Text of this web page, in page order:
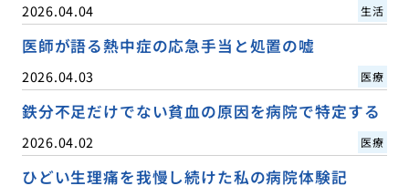
2026.04.04 生活
医師が語る熱中症の応急手当と処置の嘘
2026.04.03 医療
鉄分不足だけでない貧血の原因を病院で特定する
2026.04.02 医療
ひどい生理痛を我慢し続けた私の病院体験記